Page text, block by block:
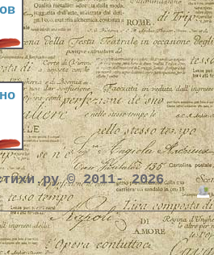
© 2011- 2026